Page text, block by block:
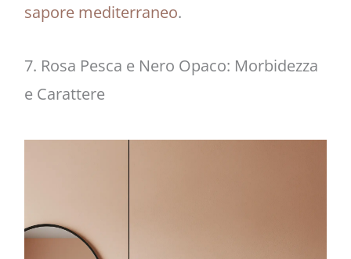
sapore mediterraneo.
7. Rosa Pesca e Nero Opaco: Morbidezza
e Carattere